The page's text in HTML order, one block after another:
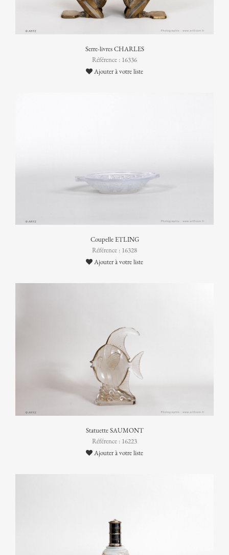
Serre-livres CHARLES
Référence : 16336
Ajouter à votre liste
Coupelle ETLING
Référence : 16328
Ajouter à votre liste
Statuette SAUMONT
Référence : 16223
Ajouter à votre liste